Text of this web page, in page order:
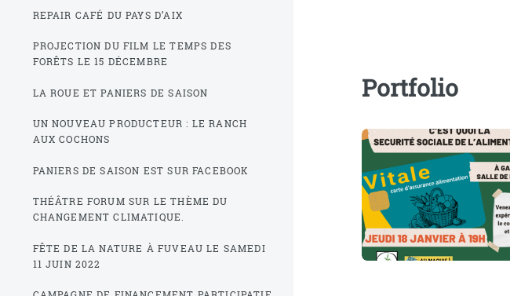
Portfolio
REPAIR CAFÉ DU PAYS D’AIX
PROJECTION DU FILM LE TEMPS DES
FORÊTS LE 15 DÉCEMBRE
LA ROUE ET PANIERS DE SAISON
UN NOUVEAU PRODUCTEUR : LE RANCH
AUX COCHONS
PANIERS DE SAISON EST SUR FACEBOOK
THÉÂTRE FORUM SUR LE THÈME DU
CHANGEMENT CLIMATIQUE.
FÊTE DE LA NATURE À FUVEAU LE SAMEDI
11 JUIN 2022